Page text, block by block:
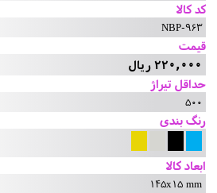
کد کالا
NBP-963
قیمت
220,000 ریال
حداقل تیراژ
500
رنگ بندی
ابعاد کالا
145x15 mm